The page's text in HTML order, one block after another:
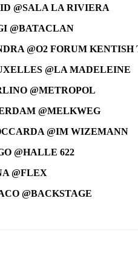
@SALA LA RIVIERA
@BATACLAN
@O2 FORUM KENTISH
@LA MADELEINE
@METROPOL
@MELKWEG
@IM WIZEMANN
@HALLE 622
@FLEX
@BACKSTAGE